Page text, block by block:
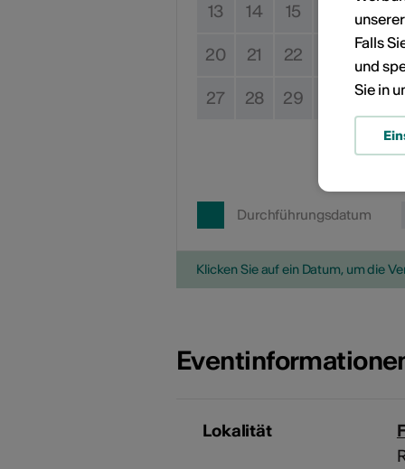
13 14 15 17
20 21 22 24
27 28 29 31
Durchführungsdatum
Klicken Sie auf ein Datum, um die
Lokalität
Falls
und
Sie in